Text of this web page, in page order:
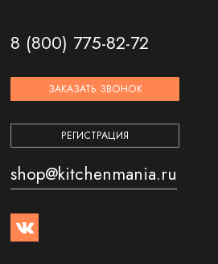
8 (800) 775-82-72
ЗАКАЗАТЬ ЗВОНОК
РЕГИСТРАЦИЯ
shop@kitchenmania.ru